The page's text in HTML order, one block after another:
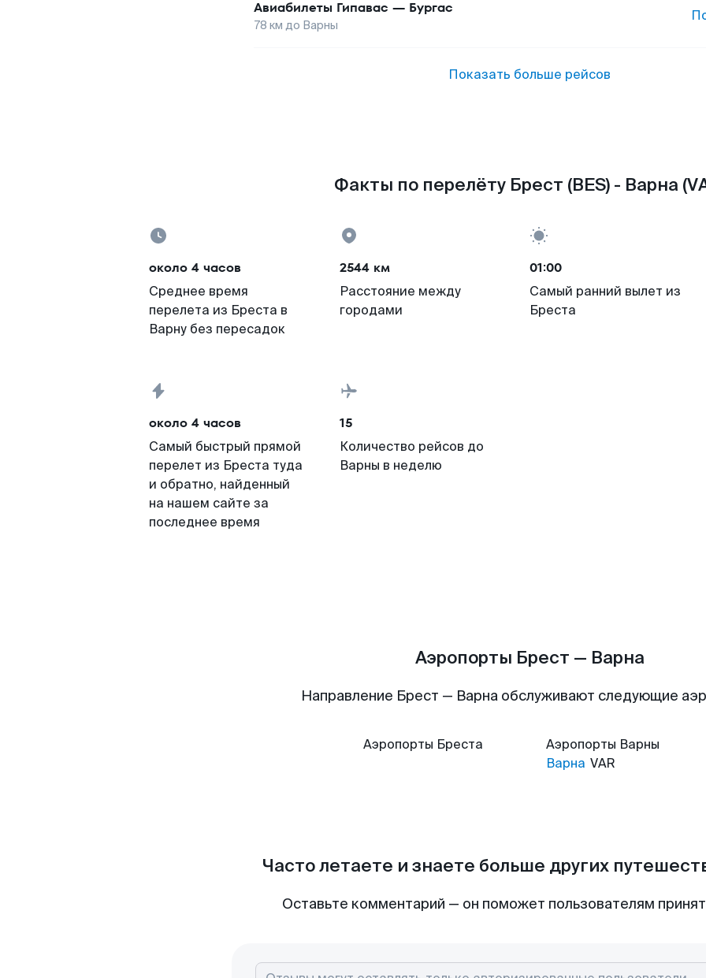
Авиабилеты Гипавас — Бургас
78 км до Варны
Показать больше рейсов
Факты по перелёту Брест (BES) - Варна
около 4 часов
Среднее время
перелета из Бреста в
Варну без пересадок
2544 км
Расстояние между
городами
01:00
Самый ранний вылет из
Бреста
около 4 часов
Самый быстрый прямой
перелет из Бреста туда
и обратно, найденный
на нашем сайте за
последнее время
15
Количество рейсов до
Варны в неделю
Аэропорты Брест — Варна
Направление Брест — Варна обслуживают следующие
Аэропорты Бреста Аэропорты Варны
Варна VAR
Часто летаете и знаете больше других
Оставьте комментарий — он поможет пользователям